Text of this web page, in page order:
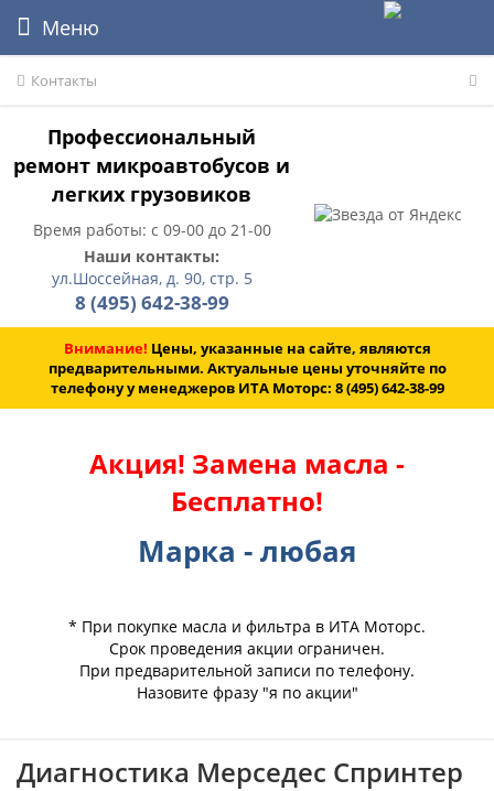
Контакты
Профессиональный
ремонт микроавтобусов и
легких грузовиков
Время работы: с 09-00 до 21-00
Наши контакты:
ул.Шоссейная, д. 90, стр. 5
8 (495) 642-38-99
Меню
Внимание! Цены, указанные на сайте, являются
предварительными. Актуальные цены уточняйте по
телефону у менеджеров ИТА Моторс: 8 (495) 642-38-99
Акция! Замена масла -
Бесплатно!
Марка - любая
* При покупке масла и фильтра в ИТА Моторс.
Срок проведения акции ограничен.
При предварительной записи по телефону.
Назовите фразу "я по акции"
Диагностика Мерседес Спринтер